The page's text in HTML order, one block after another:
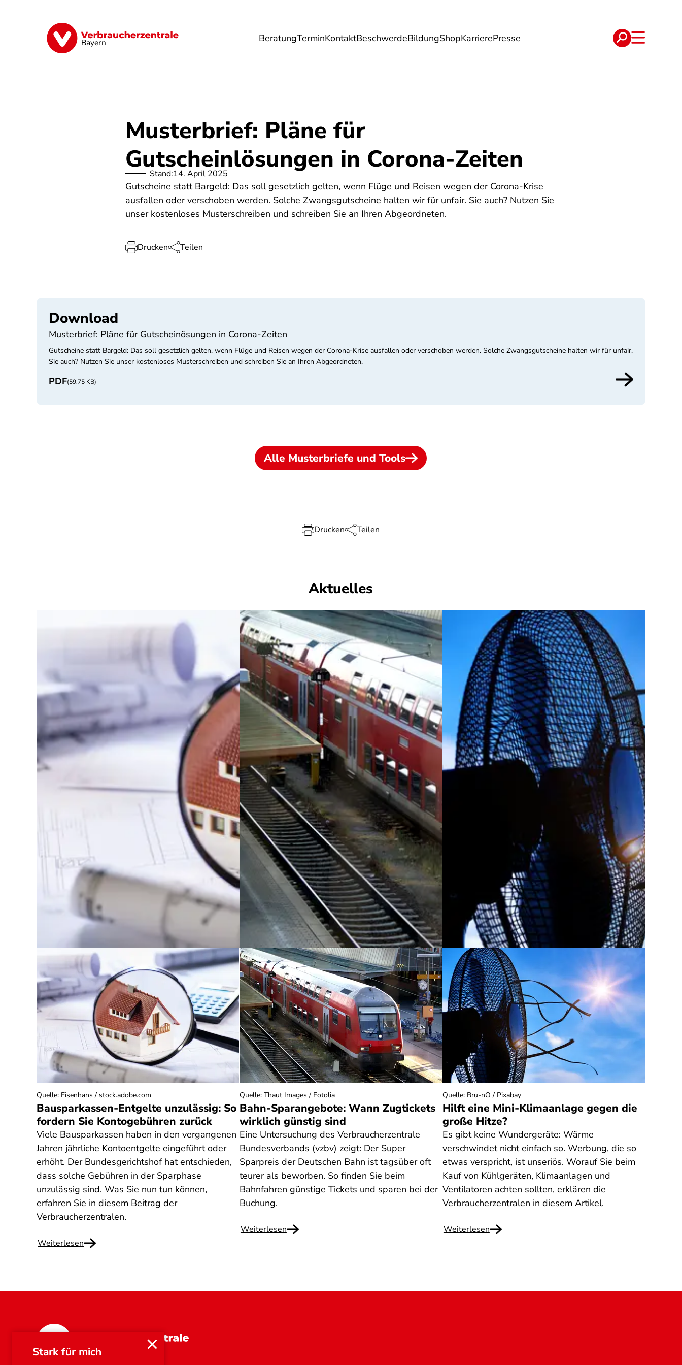
Bayern BeratungTerminKontaktBeschwerdeBildungShopKarrierePresse
Finanzen Digitales Lebensmittel Umwelt Gesundheit Energie Reise Verträge
Stark für mich
Musterbrief: Pläne für
Gutscheinlösungen in Corona-Zeiten
Stand:14. April 2025
Gutscheine statt Bargeld: Das soll gesetzlich gelten, wenn Flüge und Reisen wegen der Corona-Krise
ausfallen oder verschoben werden. Solche Zwangsgutscheine halten wir für unfair. Sie auch? Nutzen Sie
unser kostenloses Musterschreiben und schreiben Sie an Ihren Abgeordneten.
Drucken Teilen
Download
Musterbrief: Pläne für Gutscheinösungen in Corona-Zeiten
Gutscheine statt Bargeld: Das soll gesetzlich gelten, wenn Flüge und Reisen wegen der Corona-Krise ausfallen oder verschoben werden. Solche Zwangsgutscheine halten wir für unfair.
Sie auch? Nutzen Sie unser kostenloses Musterschreiben und schreiben Sie an Ihren Abgeordneten.
PDF(59.75 KB)
Alle Musterbriefe und Tools
Drucken Teilen
Aktuelles
Bausparkassen-Entgelte unzulässig: So
fordern Sie Kontogebühren zurück
Viele Bausparkassen haben in den vergangenen
Jahren jährliche Kontoentgelte eingeführt oder
erhöht. Der Bundesgerichtshof hat entschieden,
dass solche Gebühren in der Sparphase
unzulässig sind. Was Sie nun tun können,
erfahren Sie in diesem Beitrag der
Verbraucherzentralen.
Weiterlesen
Quelle: Eisenhans / stock.adobe.com
Bahn-Sparangebote: Wann Zugtickets
wirklich günstig sind
Eine Untersuchung des Verbraucherzentrale
Bundesverbands (vzbv) zeigt: Der Super
Sparpreis der Deutschen Bahn ist tagsüber oft
teurer als beworben. So finden Sie beim
Bahnfahren günstige Tickets und sparen bei der
Buchung.
Weiterlesen
Quelle: Thaut Images / Fotolia
Hilft eine Mini-Klimaanlage gegen die
große Hitze?
Es gibt keine Wundergeräte: Wärme
verschwindet nicht einfach so. Werbung, die so
etwas verspricht, ist unseriös. Worauf Sie beim
Kauf von Kühlgeräten, Klimaanlagen und
Ventilatoren achten sollten, erklären die
Verbraucherzentralen in diesem Artikel.
Weiterlesen
Quelle: Bru-nO / Pixabay
Bayern